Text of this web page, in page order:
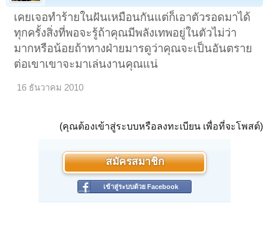
เคยเจอทำร้ายในฝันเหมือนกันแต่ก็เอาตัวรอดมาได้
ทุกครั้งสิ่งที่พอจะรู้ถ้าคุณมีพลังเทพอยู่ในตัวไม่ว่า
มากหรือน้อยถ้าทางฝ่ายมารดูว่าคุณจะเป็นอันตราย
ต่อเขาเขาจะมาเล่นงานคุณแน่
16 ธันวาคม 2010
(คุณต้องเข้าสู่ระบบหรือลงทะเบียน เพื่อที่จะโพสต์)
สมัครสมาชิก
เข้าสู่ระบบด้วย Facebook